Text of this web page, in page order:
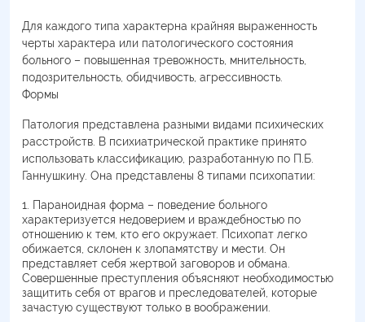
Для каждого типа характерна крайняя выраженность
черты характера или патологического состояния
больного – повышенная тревожность, мнительность,
подозрительность, обидчивость, агрессивность.
Формы
Патология представлена разными видами психических
расстройств. В психиатрической практике принято
использовать классификацию, разработанную по П.Б.
Ганнушкину. Она представлены 8 типами психопатии:
Параноидная форма – поведение больного
характеризуется недоверием и враждебностью по
отношению к тем, кто его окружает. Психопат легко
обижается, склонен к злопамятству и мести. Он
представляет себя жертвой заговоров и обмана.
Совершенные преступления объясняют необходимостью
защитить себя от врагов и преследователей, которые
зачастую существуют только в воображении.